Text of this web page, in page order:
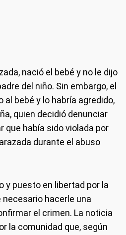
nació el bebé y no le dijo
del niño. Sin embargo, el
al bebé y lo habría agredido,
quien decidió denunciar
que había sido violada por
durante el abuso
y puesto en libertad por la
necesario hacerle una
el crimen. La noticia
la comunidad que, según